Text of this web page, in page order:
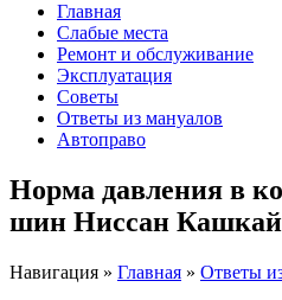
Главная
Слабые места
Ремонт и обслуживание
Эксплуатация
Советы
Ответы из мануалов
Автоправо
Норма давления в
шин Ниссан Кашкай
Навигация » Главная » Ответы